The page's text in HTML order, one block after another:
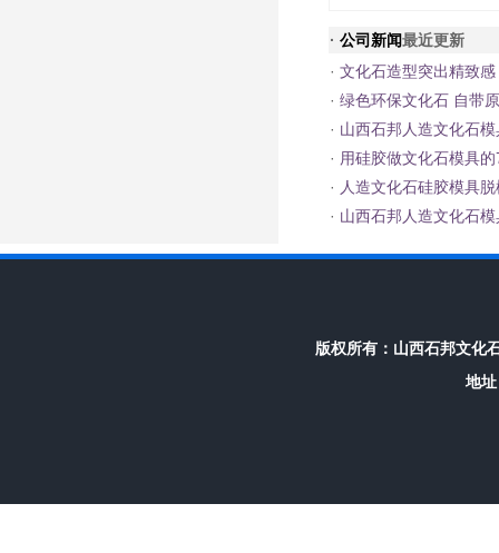
· 公司新闻最近更新
· 文化石造型突出精致
· 绿色环保文化石 自带
· 山西石邦人造文化石
· 用硅胶做文化石模具
· 人造文化石硅胶模具
· 山西石邦人造文化石
版权所有： 山西石邦文化
地